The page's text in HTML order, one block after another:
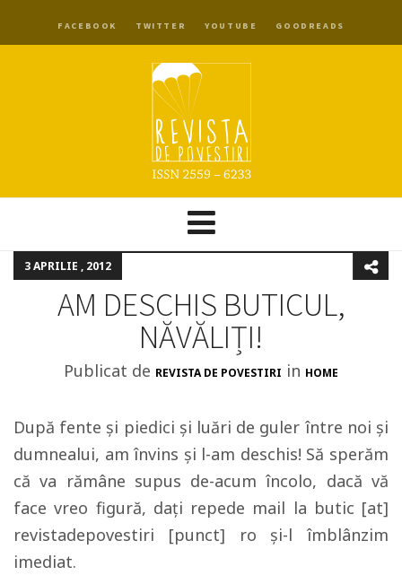
FACEBOOK TWITTER YOUTUBE GOODREADS
3 APRILIE , 2012
AM DESCHIS BUTICUL,
NĂVĂLIȚI!
Publicat de REVISTA DE POVESTIRI in HOME
După fente și piedici și luări de guler între noi și
dumnealui, am învins și l-am deschis! Să sperăm
că va rămâne supus de-acum încolo, dacă vă
face vreo figură, dați repede mail la butic [at]
revistadepovestiri [punct] ro și-l îmblânzim
imediat.